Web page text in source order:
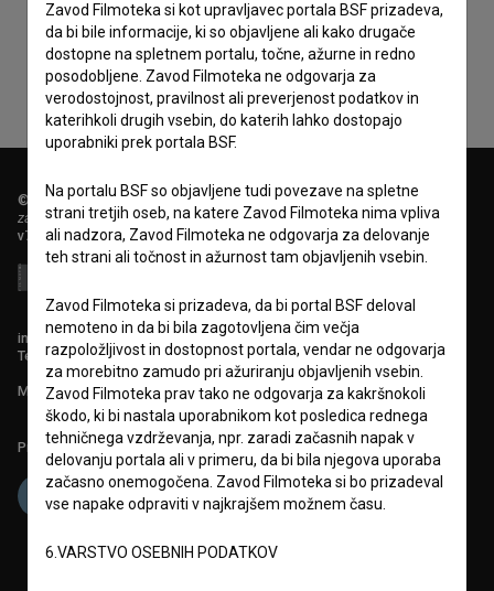
zbiranje, hrambo in obdelavo osebnih podatkov.
© 2018-2026, Filmoteka,
zavod za širjenje filmske kulture
v7.151.0
info@filmoteka.si
Tehnična pomoč: podpora@bsf.si
Mednarodna številka ISSN 2670-787X
Projekt sofinancira:
Zavod Filmoteka si kot upravljavec portala BSF prizadeva,
da bi bile informacije, ki so objavljene ali kako drugače
dostopne na spletnem portalu, točne, ažurne in redno
posodobljene. Zavod Filmoteka ne odgovarja za
verodostojnost, pravilnost ali preverjenost podatkov in
katerihkoli drugih vsebin, do katerih lahko dostopajo
uporabniki prek portala BSF.
Na portalu BSF so objavljene tudi povezave na spletne
strani tretjih oseb, na katere Zavod Filmoteka nima vpliva
ali nadzora, Zavod Filmoteka ne odgovarja za delovanje
teh strani ali točnost in ažurnost tam objavljenih vsebin.
Zavod Filmoteka si prizadeva, da bi portal BSF deloval
nemoteno in da bi bila zagotovljena čim večja
razpoložljivost in dostopnost portala, vendar ne odgovarja
za morebitno zamudo pri ažuriranju objavljenih vsebin.
Zavod Filmoteka prav tako ne odgovarja za kakršnokoli
škodo, ki bi nastala uporabnikom kot posledica rednega
tehničnega vzdrževanja, npr. zaradi začasnih napak v
delovanju portala ali v primeru, da bi bila njegova uporaba
začasno onemogočena. Zavod Filmoteka si bo prizadeval
vse napake odpraviti v najkrajšem možnem času.
6.VARSTVO OSEBNIH PODATKOV